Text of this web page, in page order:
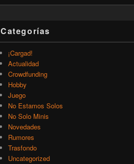
Categorías
¡Cargad!
Actualidad
Crowdfunding
Hobby
Juego
No Estamos Solos
No Solo Minis
Novedades
Rumores
Trasfondo
Uncategorized